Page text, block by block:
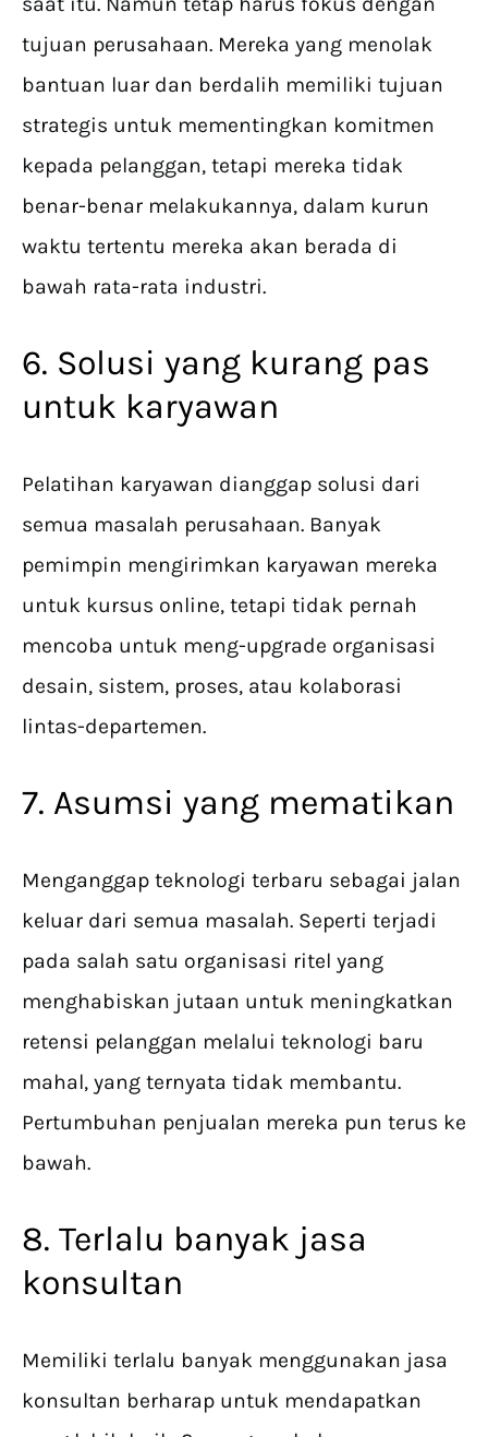
tujuan perusahaan. Mereka yang menolak
bantuan luar dan berdalih memiliki tujuan
strategis untuk mementingkan komitmen
kepada pelanggan, tetapi mereka tidak
benar-benar melakukannya, dalam kurun
waktu tertentu mereka akan berada di
bawah rata-rata industri.
6. Solusi yang kurang pas
untuk karyawan
Pelatihan karyawan dianggap solusi dari
semua masalah perusahaan. Banyak
pemimpin mengirimkan karyawan mereka
untuk kursus online, tetapi tidak pernah
mencoba untuk meng-upgrade organisasi
desain, sistem, proses, atau kolaborasi
lintas-departemen.
7. Asumsi yang mematikan
Menganggap teknologi terbaru sebagai jalan
keluar dari semua masalah. Seperti terjadi
pada salah satu organisasi ritel yang
menghabiskan jutaan untuk meningkatkan
retensi pelanggan melalui teknologi baru
mahal, yang ternyata tidak membantu.
Pertumbuhan penjualan mereka pun terus ke
bawah.
8. Terlalu banyak jasa
konsultan
Memiliki terlalu banyak menggunakan jasa
konsultan berharap untuk mendapatkan